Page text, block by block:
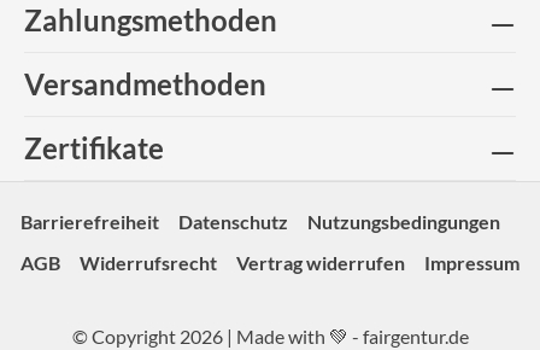
Zahlungsmethoden
Versandmethoden
Zertifikate
Barrierefreiheit Datenschutz
Nutzungsbedingungen
AGB
Widerrufsrecht Vertrag widerrufen Impressum
© Copyright 2026 | Made with 💚 - fairgentur.de